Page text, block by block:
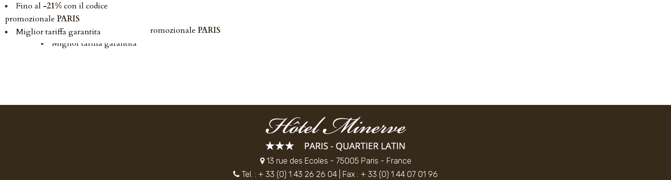
Vantaggi Del Sito Ufficiale
Fino al-21%con il codice promozionale PARIS
Miglior tariffa garantita
13 rue des Ecoles - 75005 Paris - France
Tel. : + 33 (0) 1 43 26 26 04 | Fax : + 33 (0) 1 44 07 01 96
Fino al -21% con il codice
promozionale PARIS
Miglior tariffa garantita